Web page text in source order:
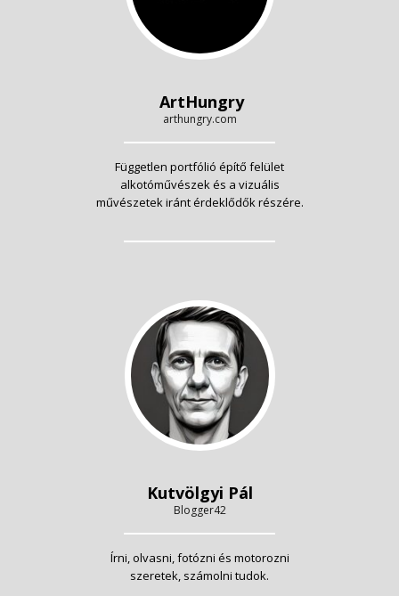
ArtHungry
arthungry.com
Független portfólió építő felület
alkotóművészek és a vizuális
művészetek iránt érdeklődők részére.
Kutvölgyi Pál
Blogger42
Írni, olvasni, fotózni és motorozni
szeretek, számolni tudok.